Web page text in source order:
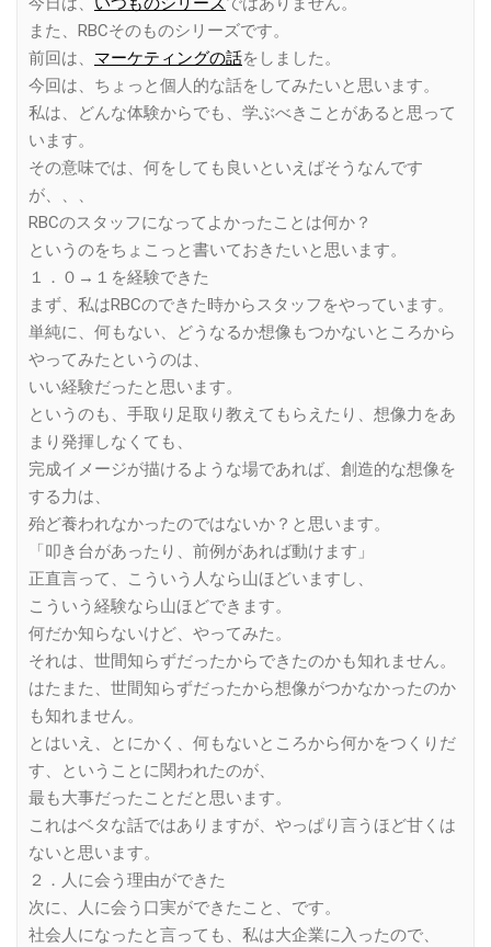
また、RBCそのものシリーズです。
前回は、 マーケティングの話をしました。
今回は、ちょっと個人的な話をしてみたいと思います。
私は、どんな体験からでも、学ぶべきことがあると思って
います。
その意味では、何をしても良いといえばそうなんです
が、、、
RBCのスタッフになってよかったことは何か？
というのをちょこっと書いておきたいと思います。
１．０→１を経験できた
まず、私はRBCのできた時からスタッフをやっています。
単純に、何もない、どうなるか想像もつかないところから
やってみたというのは、
いい経験だったと思います。
というのも、手取り足取り教えてもらえたり、想像力をあ
まり発揮しなくても、
完成イメージが描けるような場であれば、創造的な想像を
する力は、
殆ど養われなかったのではないか？と思います。
「叩き台があったり、前例があれば動けます」
正直言って、こういう人なら山ほどいますし、
こういう経験なら山ほどできます。
何だか知らないけど、やってみた。
それは、世間知らずだったからできたのかも知れません。
はたまた、世間知らずだったから想像がつかなかったのか
も知れません。
とはいえ、とにかく、何もないところから何かをつくりだ
す、ということに関われたのが、
最も大事だったことだと思います。
これはベタな話ではありますが、やっぱり言うほど甘くは
ないと思います。
２．人に会う理由ができた
次に、人に会う口実ができたこと、です。
社会人になったと言っても、私は大企業に入ったので、